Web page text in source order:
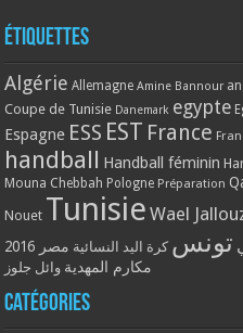
Étiquettes
Algérie Allemagne Amine Bannour
Coupe de Tunisie Danemark egypte
Espagne ESS EST France
handball Handball féminin
Mouna Chebbah Pologne Préparation
Nouet Tunisie Wael
تونس كرة اليد النسائية مصر 2016
مكارم المهدية وائل جلوز
Catégories